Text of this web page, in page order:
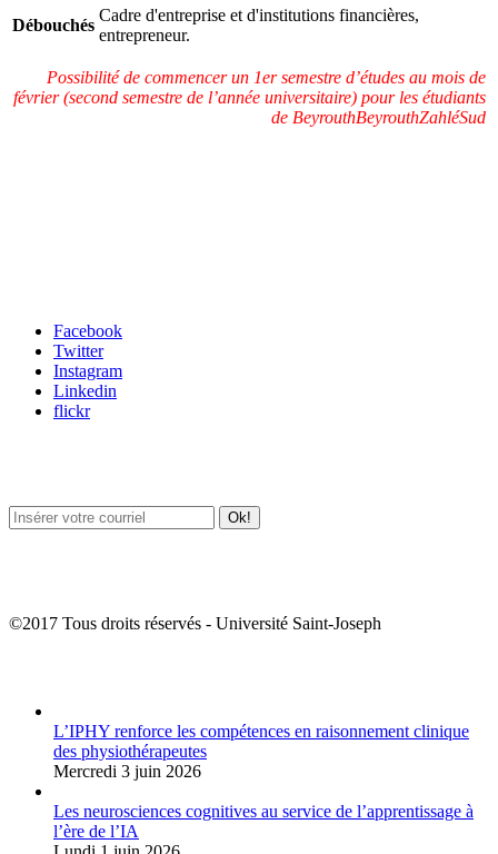
Débouchés
Cadre d'entreprise et d'institutions financières,
entrepreneur.
Possibilité de commencer un 1er semestre d’études au mois de
février (second semestre de l’année universitaire) pour les étudiants
de BeyrouthBeyrouthZahléSud
Facebook
Twitter
Instagram
Linkedin
flickr
©2017 Tous droits réservés - Université Saint-Joseph
L’IPHY renforce les compétences en raisonnement clinique
des physiothérapeutes
Mercredi 3 juin 2026
Les neurosciences cognitives au service de l’apprentissage à
l’ère de l’IA